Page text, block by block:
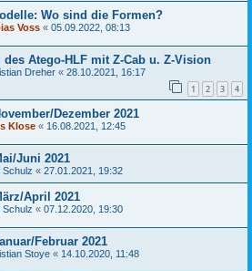
Wo sind die Formen?
Voss « 05.09.2022, 08:13
des Atego-HLF mit Z-Cab u. Z-Vision
Dreher « 28.10.2021, 16:17
1 2 3 4
Dezember 2021
Klose « 16.08.2021, 12:45
Juni 2021
Schulz « 27.01.2021, 19:32
April 2021
Schulz « 07.12.2020, 19:30
Februar 2021
Stoye « 14.10.2020, 11:48